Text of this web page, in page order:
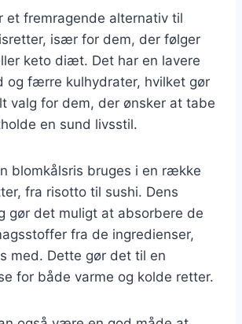
et fremragende alternativ til
især for dem, der følger
keto diæt. Det har en lavere
og færre kulhydrater, hvilket gør
valg for dem, der ønsker at tabe
en sund livsstil.
blomkålsris bruges i en række
fra risotto til sushi. Dens
gør det muligt at absorbere de
fra de ingredienser,
med. Dette gør det til en
for både varme og kolde retter.